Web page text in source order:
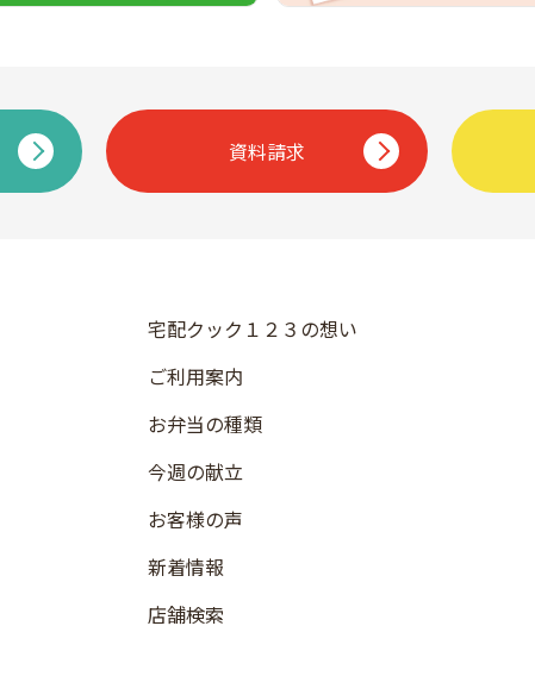
資料請求
宅配クック１２３の想い
ご利用案内
お弁当の種類
今週の献立
お客様の声
新着情報
店舗検索